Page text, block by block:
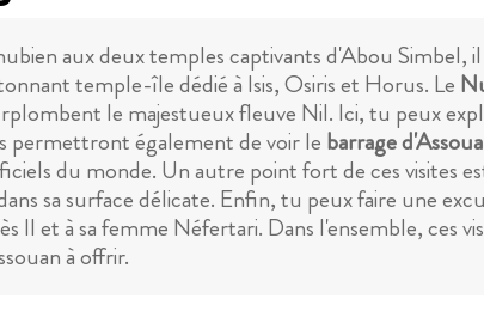
aux deux temples captivants d'Abou Simbel,
temple-île dédié à Isis, Osiris et Horus. Le
le majestueux fleuve Nil. Ici, tu peux
permettront également de voir le barrage
du monde. Un autre point fort de ces visites
sa surface délicate. Enfin, tu peux faire une
II et à sa femme Néfertari. Dans l'ensemble, ces
à offrir.